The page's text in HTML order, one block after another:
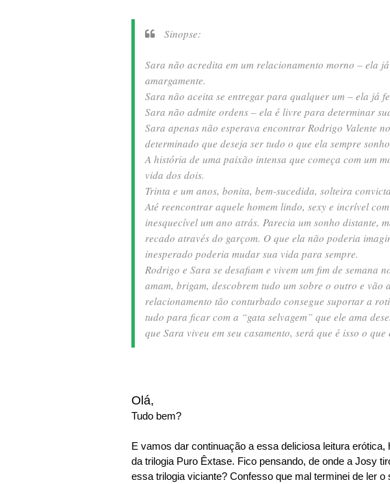
Sinopse:
Sara não acredita em um relacionamento morno – ela
amargamente.
Sara não aceita se entregar para qualquer um – ela já
Sara não admite ordens – ela é livre para determinar
Sara apenas não esperava encontrar Rodrigo Valente
determinado que deseja ser tudo o que ela sempre
A história de uma paixão intensa que começa com um
vida dos dois.
Trinta e um anos, bonita, bem-sucedida, solteira
Até reencontrar aquele homem lindo, sexy e incrível
inesquecível um ano atrás. Parecia um sonho distante,
recado através do garçom. O que ela não poderia
inesperado poderia mudar sua vida para sempre.
Rodrigo e Sara se desafiam e vivem um fim de semana
amam, brigam, descobrem tudo um sobre o outro e vão
relacionamento tão conturbado consegue suportar a
tudo para ficar com a “gata selvagem” que ele ama
que Sara viveu em seu casamento, será que é isso o que
Olá,
Tudo bem?
E vamos dar continuação a essa deliciosa leitura
da trilogia Puro Êxtase. Fico pensando, de onde a Josy
essa trilogia viciante? Confesso que mal terminei de ler